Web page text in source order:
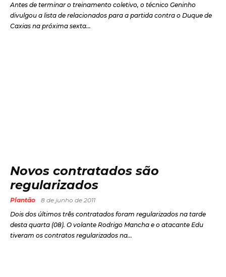
Antes de terminar o treinamento coletivo, o técnico Geninho
divulgou a lista de relacionados para a partida contra o Duque de
Caxias na próxima sexta...
Novos contratados são
regularizados
Plantão
8 de junho de 2011
Dois dos últimos três contratados foram regularizados na tarde
desta quarta (08). O volante Rodrigo Mancha e o atacante Edu
tiveram os contratos regularizados na...